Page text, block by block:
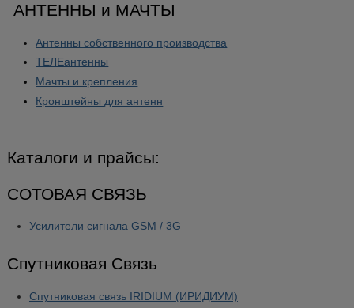
АНТЕННЫ и МАЧТЫ
Антенны собственного производства
ТЕЛЕантенны
Мачты и крепления
Кронштейны для антенн
Каталоги и прайсы:
СОТОВАЯ СВЯЗЬ
Усилители сигнала GSM / 3G
Спутниковая Связь
Спутниковая связь IRIDIUM (ИРИДИУМ)